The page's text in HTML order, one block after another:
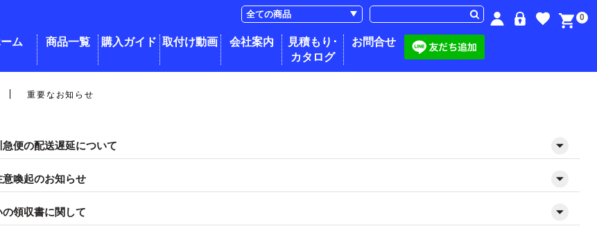
ム 商品一覧 購入ガイド 取付け動画 会社案内
見積もり･
カタログ
お問合せ
0
重要なお知らせ
急便の配送遅延について
喚起のお知らせ
領収書に関して